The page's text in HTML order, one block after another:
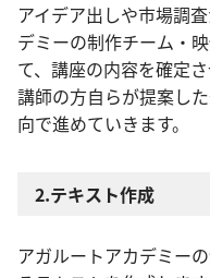
アイデア出しや市場調
デミーの制作チーム・
て、講座の内容を確定さ
講師の方自らが提案し
向で進めていきます。
2.テキスト作成
アガルートアカデミー